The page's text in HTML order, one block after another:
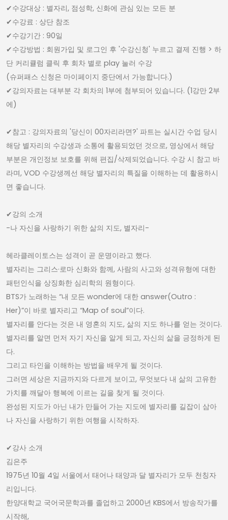
✔︎수강대상 : 별자리, 점성학, 신화에 관심 있는 모든 분
✔︎수강료 : 상단 참조
✔︎수강기간 : 90일
✔︎수강방법 : 회원가입 및 로그인 후 '수강신청' 누르고 결제 진행 > 하
단 커리큘럼 클릭 후 회차 별로 play 눌러 수강
(슈퍼패스 신청은 마이페이지 중단에서 가능합니다.)
✔︎강의자료는 대부분 각 회차의 1부에 첨부되어 있습니다. (1강만 2부
에)
✔︎참고 : 강의자료의 '당신이 00자리라면?' 파트는 실시간 수업 당시
해당 별자리의 수강생과 소통에 활용되었던 것으로, 영상에서 해당
부분은 개인정보 보호를 위해 편집/삭제되었습니다. 수강 시 참고 바
라며, VOD 수강생께선 해당 별자리의 특질을 이해하는 데 활용하시
면 좋습니다.
✔︎강의 소개
-나 자신을 사랑하기 위한 삶의 지도, 별자리-
헤라클레이토스는 성격이 곧 운명이라고 했다.
별자리는 그리스·로마 신화와 함께, 사람의 사고와 성격유형에 대한
패턴인식을 상징화한 심리학의 원형이다.
BTS가 노래하는 “내 모든 wonder에 대한 answer(Outro :
Her)”이 바로 별자리고 “Map of soul”이다.
별자리를 안다는 것은 내 영혼의 지도, 삶의 지도 하나를 얻는 것이다.
별자리를 알면 먼저 자기 자신을 알게 되고, 자신의 삶을 긍정하게 된
다.
그리고 타인을 이해하는 방법을 배우게 될 것이다.
그러면 세상은 지금까지와 다르게 보이고, 무엇보다 내 삶의 고유한
가치를 깨달아 행복에 이르는 길을 찾게 될 것이다.
완성된 지도가 아닌 내가 만들어 가는 지도에 별자리를 길잡이 삼아
나 자신을 사랑하기 위한 여행을 시작하자.
✔︎강사 소개
김은주
1975년 10월 4일 서울에서 태어나 태양과 달 별자리가 모두 천칭자
리입니다.
한양대학교 국어국문학과를 졸업하고 2000년 KBS에서 방송작가를
시작해,